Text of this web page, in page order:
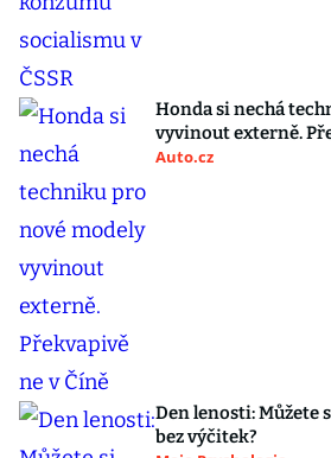
Honda si nechá
vyvinout externě.
Auto.cz
Den lenosti: Můžete
bez výčitek?